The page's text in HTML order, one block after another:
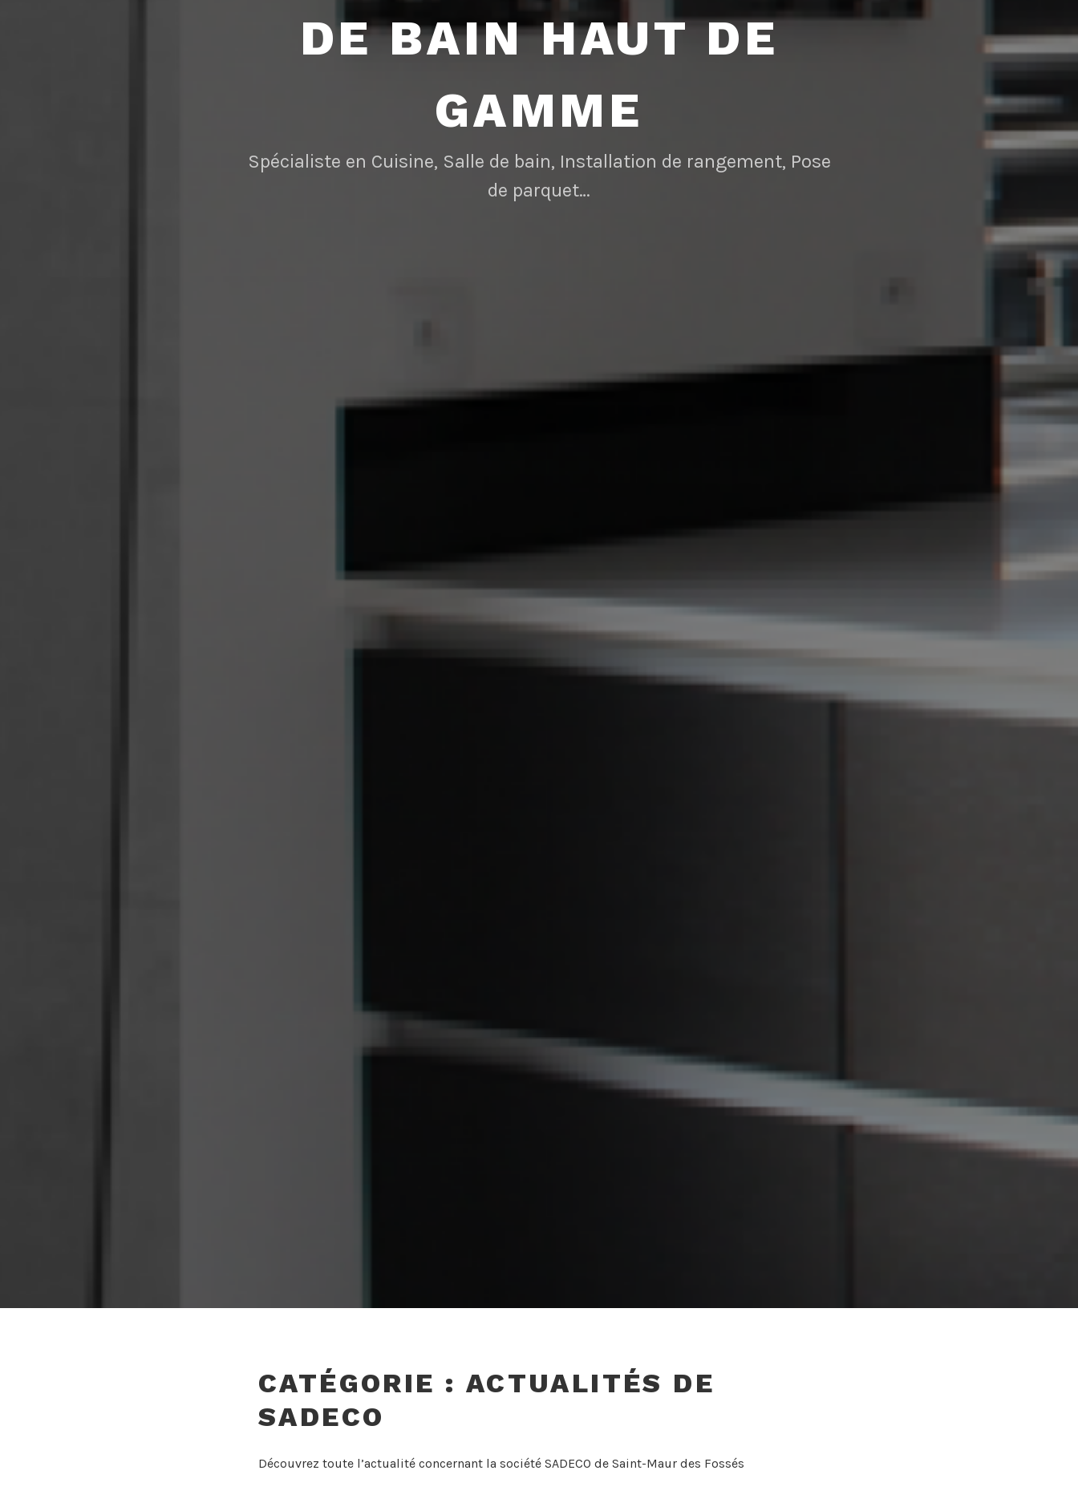
DE BAIN HAUT DE
GAMME
Spécialiste en Cuisine, Salle de bain, Installation de rangement, Pose
de parquet…
CATÉGORIE : ACTUALITÉS DE
SADECO
Découvrez toute l’actualité concernant la société SADECO de Saint-Maur des Fossés